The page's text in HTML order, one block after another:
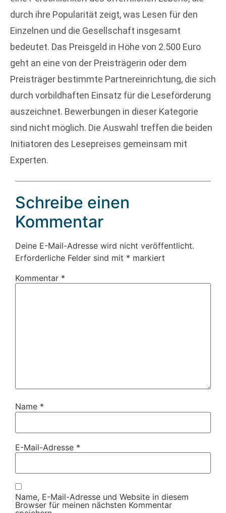
durch ihre Popularität zeigt, was Lesen für den
Einzelnen und die Gesellschaft insgesamt
bedeutet. Das Preisgeld in Höhe von 2.500 Euro
geht an eine von der Preisträgerin oder dem
Preisträger bestimmte Partnereinrichtung, die sich
durch vorbildhaften Einsatz für die Leseförderung
auszeichnet. Bewerbungen in dieser Kategorie
sind nicht möglich. Die Auswahl treffen die beiden
Initiatoren des Lesepreises gemeinsam mit
Experten.
Schreibe einen
Kommentar
Deine E-Mail-Adresse wird nicht veröffentlicht.
Erforderliche Felder sind mit * markiert
Kommentar *
Name *
E-Mail-Adresse *
Name, E-Mail-Adresse und Website in diesem
Browser für meinen nächsten Kommentar